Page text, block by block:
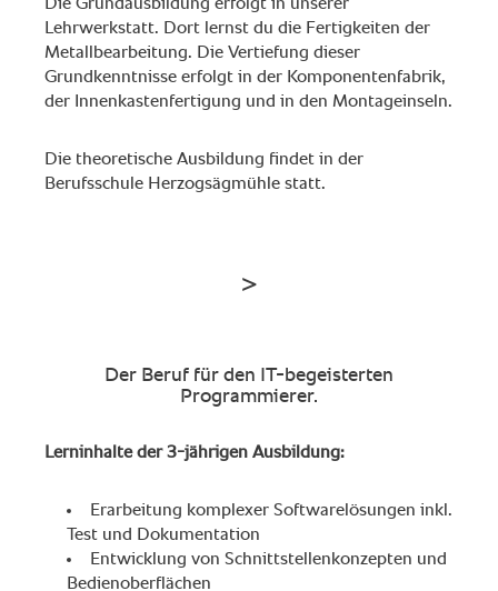
Die Grundausbildung erfolgt in unserer
Lehrwerkstatt. Dort lernst du die Fertigkeiten der
Metallbearbeitung. Die Vertiefung dieser
Grundkenntnisse erfolgt in der Komponentenfabrik,
der Innenkastenfertigung und in den Montageinseln.
Die theoretische Ausbildung findet in der
Berufsschule Herzogsägmühle statt.
Der Beruf für den IT-begeisterten
Programmierer.
Lerninhalte der 3-jährigen Ausbildung:
Erarbeitung komplexer Softwarelösungen inkl.
Test und Dokumentation
Entwicklung von Schnittstellenkonzepten und
Bedienoberflächen